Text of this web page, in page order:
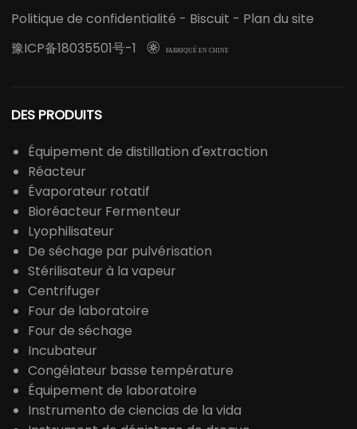
Politique de confidentialité - Biscuit - Plan du site
豫ICP备18035501号-1
 FABRIQUÉ EN CHINE
DES PRODUITS
Équipement de distillation d'extraction
Réacteur
Évaporateur rotatif
Bioréacteur Fermenteur
Lyophilisateur
De séchage par pulvérisation
Stérilisateur à la vapeur
Centrifuger
Four de laboratoire
Four de séchage
Incubateur
Congélateur basse température
Équipement de laboratoire
Instrumento de ciencias de la vida